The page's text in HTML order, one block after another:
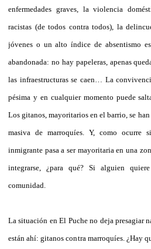
enfermedades graves, la violencia
racistas (de todos contra todos), la
jóvenes o un alto índice de absentismo
abandonada: no hay papeleras, apenas
las infraestructuras se caen… La
pésima y en cualquier momento puede
Los gitanos, mayoritarios en el barrio, se
masiva de marroquíes. Y, como ocurre
inmigrante pasa a ser mayoritaria en una
integrarse, ¿para qué? Si alguien
comunidad.
La situación en El Puche no deja presagiar
están ahí: gitanos contra marroquíes. ¿Hay